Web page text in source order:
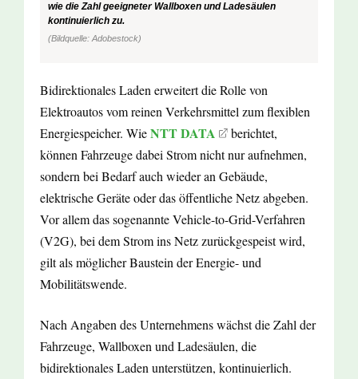
wie die Zahl geeigneter Wallboxen und Ladesäulen
kontinuierlich zu.
(Bildquelle: Adobestock)
Bidirektionales Laden erweitert die Rolle von
Elektroautos vom reinen Verkehrsmittel zum flexiblen
Energiespeicher. WieNTT DATA
berichtet,
können Fahrzeuge dabei Strom nicht nur aufnehmen,
sondern bei Bedarf auch wieder an Gebäude,
elektrische Geräte oder das öffentliche Netz abgeben.
Vor allem das sogenannte Vehicle-to-Grid-Verfahren
(V2G), bei dem Strom ins Netz zurückgespeist wird,
gilt als möglicher Baustein der Energie- und
Mobilitätswende.
Nach Angaben des Unternehmens wächst die Zahl der
Fahrzeuge, Wallboxen und Ladesäulen, die
bidirektionales Laden unterstützen, kontinuierlich.